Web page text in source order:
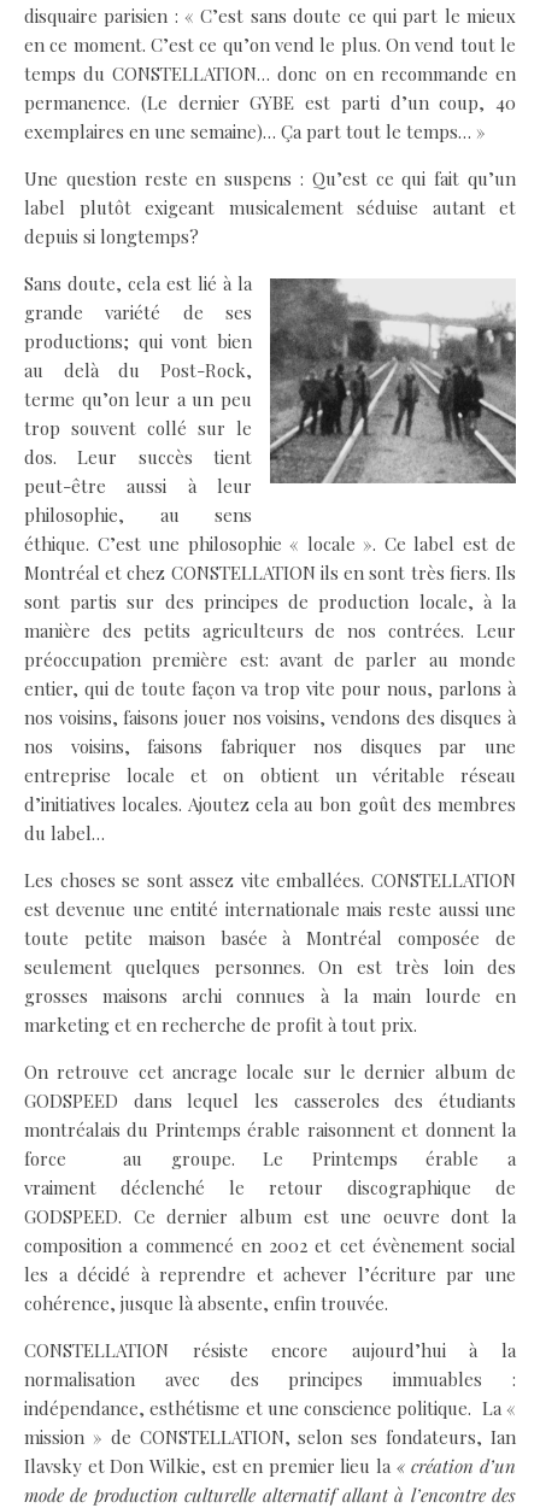
disquaire parisien : « C’est sans doute ce qui part le mieux
en ce moment. C’est ce qu’on vend le plus. On vend tout le
temps du CONSTELLATION… donc on en recommande en
permanence. (Le dernier GYBE est parti d’un coup, 40
exemplaires en une semaine)… Ça part tout le temps… »
Une question reste en suspens : Qu’est ce qui fait qu’un
label plutôt exigeant musicalement séduise autant et
depuis si longtemps?
Sans doute, cela est lié à la
grande variété de ses
productions; qui vont bien
au delà du Post-Rock,
terme qu’on leur a un peu
trop souvent collé sur le
dos. Leur succès tient
peut-être aussi à leur
philosophie, au sens
éthique. C’est une philosophie « locale ». Ce label est de
Montréal et chez CONSTELLATION ils en sont très fiers. Ils
sont partis sur des principes de production locale, à la
manière des petits agriculteurs de nos contrées. Leur
préoccupation première est: avant de parler au monde
entier, qui de toute façon va trop vite pour nous, parlons à
nos voisins, faisons jouer nos voisins, vendons des disques à
nos voisins, faisons fabriquer nos disques par une
entreprise locale et on obtient un véritable réseau
d’initiatives locales. Ajoutez cela au bon goût des membres
du label…
Les choses se sont assez vite emballées. CONSTELLATION
est devenue une entité internationale mais reste aussi une
toute petite maison basée à Montréal composée de
seulement quelques personnes. On est très loin des
grosses maisons archi connues à la main lourde en
marketing et en recherche de profit à tout prix.
On retrouve cet ancrage locale sur le dernier album de
GODSPEED dans lequel les casseroles des étudiants
montréalais du Printemps érable raisonnent et donnent la
force au groupe. Le Printemps érable a
vraiment déclenché le retour discographique de
GODSPEED. Ce dernier album est une oeuvre dont la
composition a commencé en 2002 et cet évènement social
les a décidé à reprendre et achever l’écriture par une
cohérence, jusque là absente, enfin trouvée.
CONSTELLATION résiste encore aujourd’hui à la
normalisation avec des principes immuables :
indépendance, esthétisme et une conscience politique. La «
mission » de CONSTELLATION, selon ses fondateurs, Ian
Ilavsky et Don Wilkie, est en premier lieu la « création d’un
mode de production culturelle alternatif allant à l’encontre des